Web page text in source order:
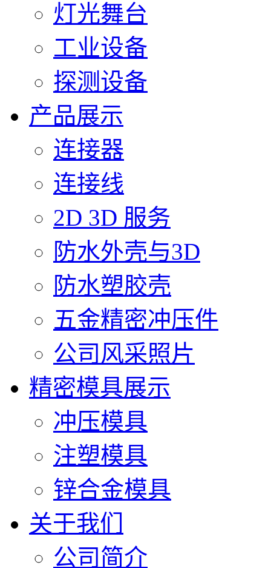
灯光舞台
工业设备
探测设备
产品展示
连接器
连接线
2D 3D 服务
防水外壳与3D
防水塑胶壳
五金精密冲压件
公司风采照片
精密模具展示
冲压模具
注塑模具
锌合金模具
关于我们
公司简介